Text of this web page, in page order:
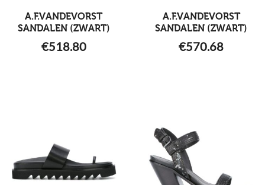
A.F.VANDEVORST
SANDALEN (ZWART)
€518.80
A.F.VANDEVORST
SANDALEN (ZWART)
€570.68